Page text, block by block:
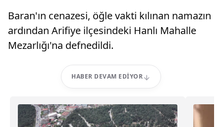
Baran'ın cenazesi, öğle vakti kılınan namazın
ardından Arifiye ilçesindeki Hanlı Mahalle
Mezarlığı'na defnedildi.
HABER DEVAM EDIYOR